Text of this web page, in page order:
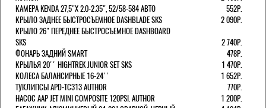
КАМЕРА KENDA 27,5"Х 2.0-2.35", 52/58-584 АВТО
552Р.
КРЫЛО ЗАДНЕЕ БЫСТРОСЪЕМНОЕ DASHBLADE SKS
2 090Р.
КРЫЛО 26" ПЕРЕДНЕЕ БЫСТРОСЪЕМНОЕ DASHBOARD
SKS
2 740Р.
ФОНАРЬ ЗАДНИЙ SMART
478Р.
КРЫЛЬЯ 20'' HIGHTREK JUNIOR SET SKS
1 470Р.
КОЛЕСА БАЛАНСИРНЫЕ 16-24''
1 652Р.
ТУКЛИПСЫ APD-TC313 AUTHOR
770Р.
НАСОС AAP JET MINI COMPOSITE 120PSI. AUTHOR
1 200Р.